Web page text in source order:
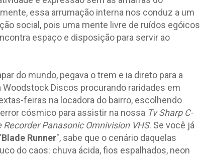
essa arrumação interna nos conduz a um
social, pois uma mente livre de ruídos egóicos
espaço e disposição para servir ao
do mundo, pegava o trem e ia direto para a
Woodstock Discos procurando raridades em
feiras na locadora do bairro, escolhendo
cósmico para assistir na nossa Tv Sharp C-
Recorder Panasonic Omnivision VHS. Se você já
Blade Runner", sabe que o cenário daquelas
do caos: chuva ácida, fios espalhados, neon